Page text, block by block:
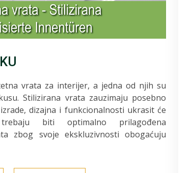
vrata za interijer, a jedna od njih su
Stilizirana vrata zauzimaju posebno
dizajna i funkcionalnosti ukrasit će
biti optimalno prilagođena
zbog svoje ekskluzivnosti obogaćuju